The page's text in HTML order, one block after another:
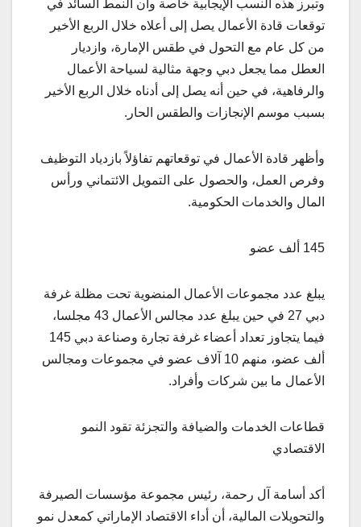
وتبرز هذه النسب الإيجابية خاصة وأن النمط السائد في
توقعات قادة الأعمال يصل إلى أعلاه خلال الربع الأخير
من كل عام مع التحول في طقس الإمارة، وازديار
العطل مما يجعل دبي وجهة مثالية لسياحة الأعمال
والرفاهية، في حين أنه يصل إلى أدناه خلال الربع الأخير
بسبب موسم الإنجازات والطقس الحار.
وأظهر قادة الأعمال في توقعاتهم تفاؤلاً بازدياد التوظيف
وفرص العمل، والحصول على التمويل الائتماني ورأس
المال والخدمات الحكومية.
145 ألف عضو
يبلغ عدد مجموعات الأعمال المنضوية تحت مظلة غرفة
دبي 27 في حين يبلغ عدد مجالس الأعمال 43 مجلسا،
فيما يتجاوز تعداد أعضاء غرفة تجارة وصناعة دبي 145
ألف عضو، منهم 10 آلاف عضو في مجموعات ومجالس
الأعمال ما بين شركات وأفراد.
قطاعات الخدمات والضيافة والتجزئة تقود النمو
الاقتصادي
أكد أسامة آل رحمة، رئيس مجموعة مؤسسات الصيرفة
والتحويلات المالية، أن أداء الاقتصاد الإماراتي كمعدل نمو